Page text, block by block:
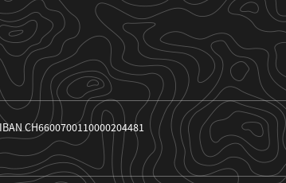
CH6600700110000204481